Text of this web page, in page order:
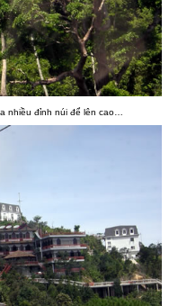
nhiều đỉnh núi để lên cao…